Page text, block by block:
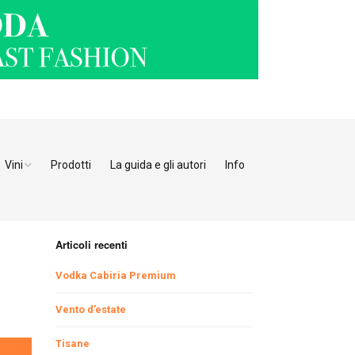
Ristoranti Verona
Ristoranti Vicenza
Ristoranti Padova
Ristoranti Pordenone
Ristoranti Udine
Vini Prodotti La guida e gli autori Info
Articoli recenti
Vodka Cabiria Premium
Vento d’estate
Tisane